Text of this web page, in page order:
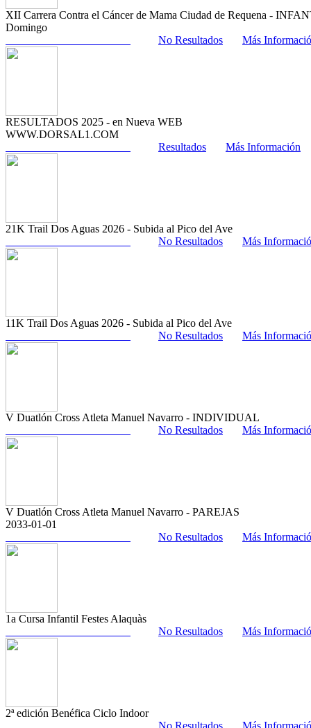
XII Carrera Contra el Cáncer de Mama Ciudad de Requena -
Domingo
No Resultados
Más
RESULTADOS 2025 - en Nueva WEB
WWW.DORSAL1.COM
Resultados
Más Información
21K Trail Dos Aguas 2026 - Subida al Pico del Ave
No Resultados
Más
11K Trail Dos Aguas 2026 - Subida al Pico del Ave
No Resultados
Más
V Duatlón Cross Atleta Manuel Navarro - INDIVIDUAL
No Resultados
Más
V Duatlón Cross Atleta Manuel Navarro - PAREJAS
2033-01-01
No Resultados
Más
1a Cursa Infantil Festes Alaquàs
No Resultados
Más
2ª edición Benéfica Ciclo Indoor
No Resultados
Más